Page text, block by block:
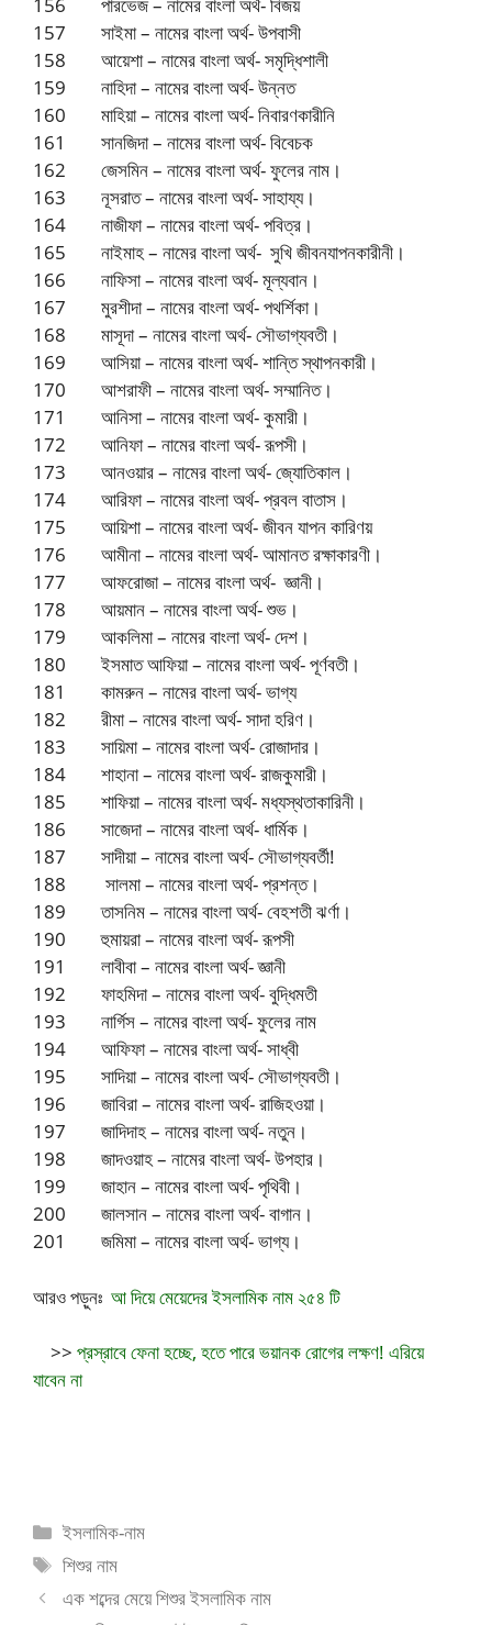
157 সাইমা – নামের বাংলা অর্থ- উপবাসী
158 আয়েশা – নামের বাংলা অর্থ- সমৃদ্ধিশালী
159 নাহিদা – নামের বাংলা অর্থ- উন্নত
160 মাহিয়া – নামের বাংলা অর্থ- নিবারণকারীনি
161 সানজিদা – নামের বাংলা অর্থ- বিবেচক
162 জেসমিন – নামের বাংলা অর্থ- ফুলের নাম।
163 নূসরাত – নামের বাংলা অর্থ- সাহায্য।
164 নাজীফা – নামের বাংলা অর্থ- পবিত্র।
165 নাইমাহ – নামের বাংলা অর্থ- সুখি জীবনযাপনকারীনী।
166 নাফিসা – নামের বাংলা অর্থ- মূল্যবান।
167 মুরশীদা – নামের বাংলা অর্থ- পথর্শিকা।
168 মাসূদা – নামের বাংলা অর্থ- সৌভাগ্যবতী।
169 আসিয়া – নামের বাংলা অর্থ- শান্তি স্থাপনকারী।
170 আশরাফী – নামের বাংলা অর্থ- সম্মানিত।
171 আনিসা – নামের বাংলা অর্থ- কুমারী।
172 আনিফা – নামের বাংলা অর্থ- রূপসী।
173 আনওয়ার – নামের বাংলা অর্থ- জ্যোতিকাল।
174 আরিফা – নামের বাংলা অর্থ- প্রবল বাতাস।
175 আয়িশা – নামের বাংলা অর্থ- জীবন যাপন কারিণয়
176 আমীনা – নামের বাংলা অর্থ- আমানত রক্ষাকারণী।
177 আফরোজা – নামের বাংলা অর্থ- জ্ঞানী।
178 আয়মান – নামের বাংলা অর্থ- শুভ।
179 আকলিমা – নামের বাংলা অর্থ- দেশ।
180 ইসমাত আফিয়া – নামের বাংলা অর্থ- পূর্ণবতী।
181 কামরুন – নামের বাংলা অর্থ- ভাগ্য
182 রীমা – নামের বাংলা অর্থ- সাদা হরিণ।
183 সায়িমা – নামের বাংলা অর্থ- রোজাদার।
184 শাহানা – নামের বাংলা অর্থ- রাজকুমারী।
185 শাফিয়া – নামের বাংলা অর্থ- মধ্যস্থতাকারিনী।
186 সাজেদা – নামের বাংলা অর্থ- ধার্মিক।
187 সাদীয়া – নামের বাংলা অর্থ- সৌভাগ্যবর্তী!
188 সালমা – নামের বাংলা অর্থ- প্রশন্ত।
189 তাসনিম – নামের বাংলা অর্থ- বেহশতী ঝর্ণা।
190 হুমায়রা – নামের বাংলা অর্থ- রূপসী
191 লাবীবা – নামের বাংলা অর্থ- জ্ঞানী
192 ফাহমিদা – নামের বাংলা অর্থ- বুদ্ধিমতী
193 নার্গিস – নামের বাংলা অর্থ- ফুলের নাম
194 আফিফা – নামের বাংলা অর্থ- সাধ্বী
195 সাদিয়া – নামের বাংলা অর্থ- সৌভাগ্যবতী।
196 জাবিরা – নামের বাংলা অর্থ- রাজিহওয়া।
197 জাদিদাহ – নামের বাংলা অর্থ- নতুন।
198 জাদওয়াহ – নামের বাংলা অর্থ- উপহার।
199 জাহান – নামের বাংলা অর্থ- পৃথিবী।
200 জালসান – নামের বাংলা অর্থ- বাগান।
201 জমিমা – নামের বাংলা অর্থ- ভাগ্য।
আরও পড়ুনঃ আ দিয়ে মেয়েদের ইসলামিক নাম ২৫৪ টি
>> প্রস্রাবে ফেনা হচ্ছে, হতে পারে ভয়ানক রোগের লক্ষণ! এরিয়ে
যাবেন না
ইসলামিক-নাম
শিশুর নাম
এক শব্দের মেয়ে শিশুর ইসলামিক নাম